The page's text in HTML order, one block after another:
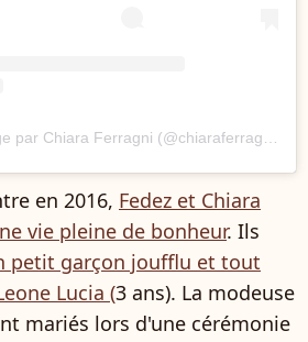
en 2016, Fedez et Chiara
vie pleine de bonheur. Ils
petit garçon joufflu et tout
Lucia (3 ans). La modeuse
mariés lors d'une cérémonie